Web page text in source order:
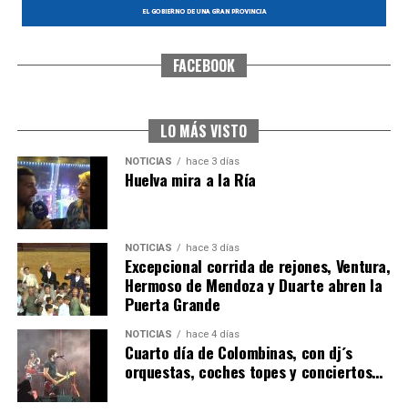
SEXTA CORRIDA DE LAS FIESTAS COLOMBINAS
6º DÍA DE LAS FIESTAS COLOMBINAS 2026
hace 2 días Huelvatv
FACEBOOK
LO MÁS VISTO
NOTICIAS hace 3 días
Huelva mira a la Ría
NOTICIAS hace 3 días
Excepcional corrida de rejones, Ventura,
Hermoso de Mendoza y Duarte abren la
Puerta Grande
NOTICIAS hace 4 días
Cuarto día de Colombinas, con dj´s
orquestas, coches topes y conciertos…